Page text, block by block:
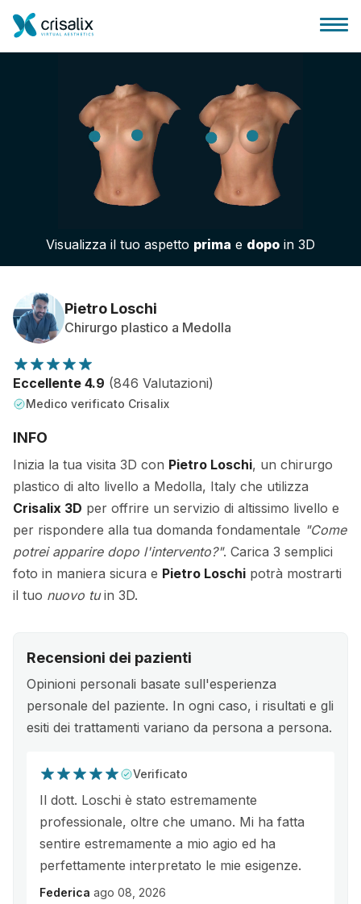
Accesso chirurghi
Piattaforma Business 3D
Piani
Recensioni dei pazienti
Visualizza il tuo aspetto prima e dopo in 3D
Pietro Loschi
Chirurgo plastico a Medolla
Eccellente 4.9 (846 Valutazioni)
Medico verificato Crisalix
INFO
Inizia la tua visita 3D con Pietro Loschi, un chirurgo
plastico di alto livello a Medolla, Italy che utilizza
Crisalix 3D per offrire un servizio di altissimo livello e
per rispondere alla tua domanda fondamentale "Come
potrei apparire dopo l'intervento?". Carica 3 semplici
foto in maniera sicura e Pietro Loschi potrà mostrarti
il tuo nuovo tuin 3D.
Recensioni dei pazienti
Opinioni personali basate sull'esperienza
personale del paziente. In ogni caso, i risultati e gli
esiti dei trattamenti variano da persona a persona.
Verificato
Il dott. Loschi è stato estremamente
professionale, oltre che umano. Mi ha fatta
sentire estremamente a mio agio ed ha
perfettamente interpretato le mie esigenze.
Federica ago 08, 2026